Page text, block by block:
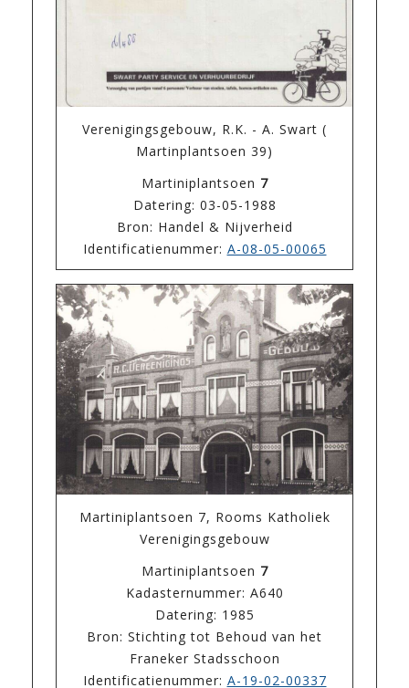
Verenigingsgebouw, R.K. - A. Swart (
Martinplantsoen 39)
Martiniplantsoen 7
Datering: 03-05-1988
Bron: Handel & Nijverheid
Identificatienummer: A-08-05-00065
Martiniplantsoen 7, Rooms Katholiek
Verenigingsgebouw
Martiniplantsoen 7
Kadasternummer: A640
Datering: 1985
Bron: Stichting tot Behoud van het
Franeker Stadsschoon
Identificatienummer: A-19-02-00337